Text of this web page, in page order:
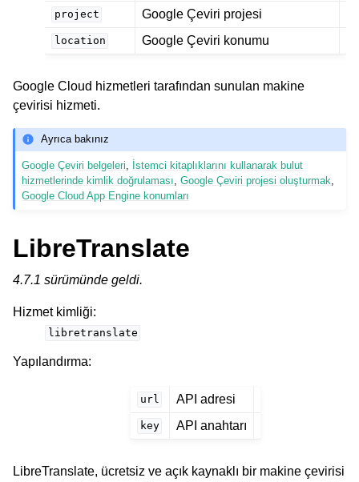
project Google Çeviri projesi
location Google Çeviri konumu
Google Cloud hizmetleri tarafından sunulan makine
çevirisi hizmeti.
Ayrıca bakınız
Google Çeviri belgeleri
İstemci kitaplıklarını kullanarak bulut
hizmetlerinde kimlik doğrulaması ,Google Çeviri projesi oluşturmak
Google Cloud App Engine konumları
LibreTranslate
4.7.1 sürümünde geldi.
Hizmet kimliği:
libretranslate
Yapılandırma:
url API adresi
key API anahtarı
LibreTranslate, ücretsiz ve açık kaynaklı bir makine çevirisi